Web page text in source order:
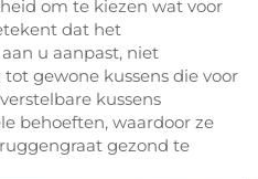
om te kiezen wat voor
dat het
u aanpast, niet
gewone kussens die voor
kussens
behoeften, waardoor ze
gezond te